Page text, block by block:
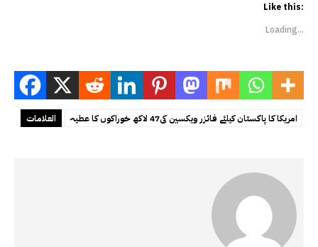
Like this:
Loading...
العلامات امریکا کا پاکستان کیلئے فائزر ویکسین کی47 لاکھ خوراکوں‌ کا عطیہ